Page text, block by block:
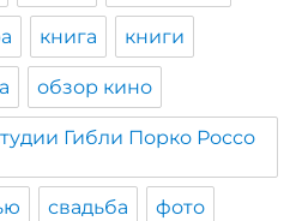
книга книги
обзор кино
Гибли Порко Россо
свадьба фото